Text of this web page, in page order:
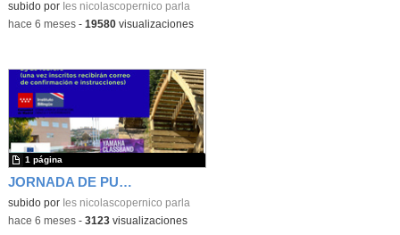
subido por Ies nicolascopernico parla
-hace 6 meses- 19580visualizaciones
JORNADA DE PUERTAS ABIERTAS IES NICOLÁS COPÉRNICO. 25-26
subido por Ies nicolascopernico parla
1 página
-hace 6 meses- 3123visualizaciones